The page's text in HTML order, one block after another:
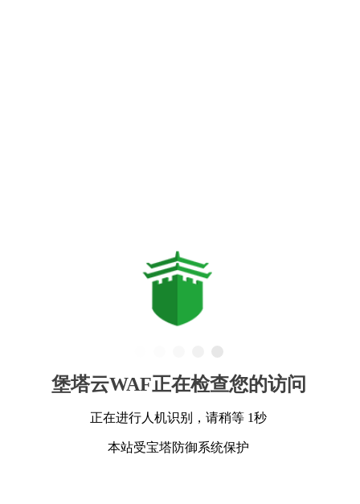
堡塔云WAF正在检查您的访问
正在进行人机识别，请稍等 1秒
本站受宝塔防御系统保护